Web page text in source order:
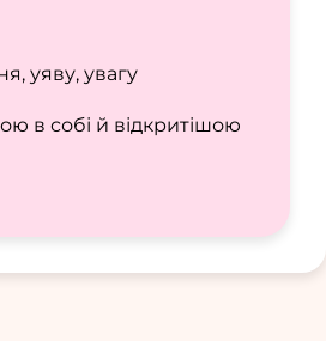
уяву, увагу
в собі й відкритішою